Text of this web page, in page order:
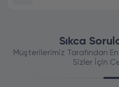
Sıkca
Müşterilerimiz Tarafından
Sizler İçin